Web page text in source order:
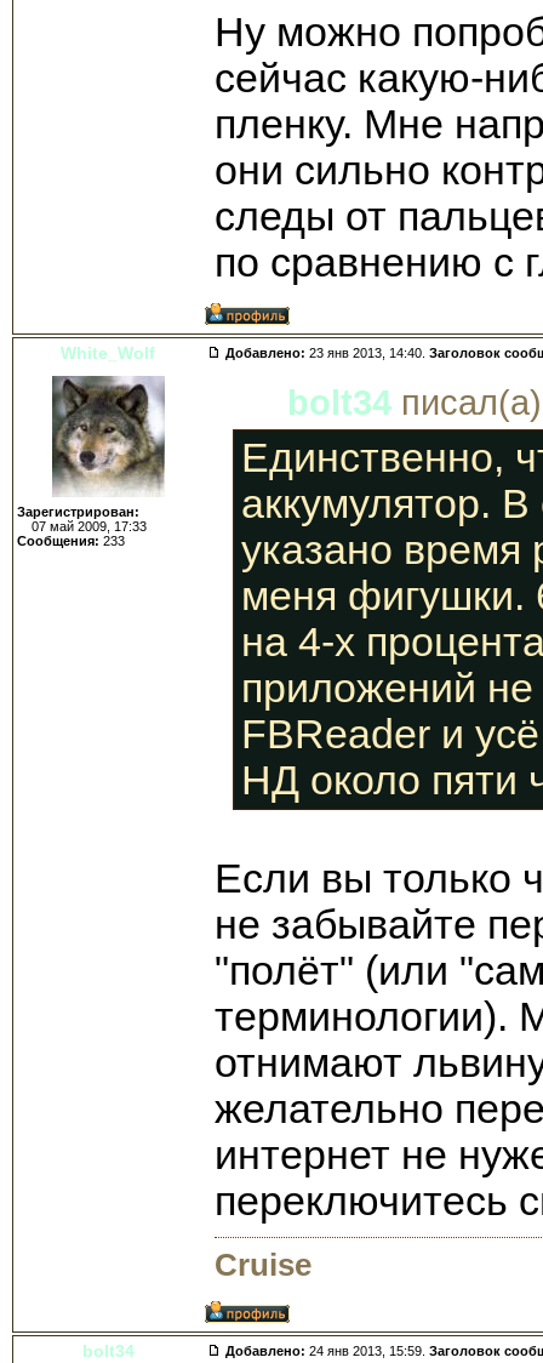
Ну можно
сейчас какую-
пленку. Мне
они сильно
следы от
по сравнению с
White_Wolf Добавлено: 23 янв 2013, 14:40. Заголовок
Зарегистрирован:
07 май 2009, 17:33
Сообщения: 233
bolt34
Единственно,
аккумулятор.
указано время
меня фигушки.
на 4-х
приложений не
FBReader и
НД около пяти
Если вы только
не забывайте
"полёт" (или
терминологии).
отнимают
желательно
интернет не
переключитесь
Cruise
bolt34 Добавлено: 24 янв 2013, 15:59. Заголовок